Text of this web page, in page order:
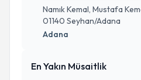
Namık Kemal, Mustafa
01140 Seyhan/Adana
Adana
En Yakın Müsaitlik